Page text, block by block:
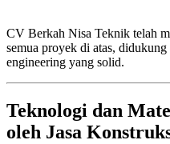
CV Berkah Nisa Teknik telah
semua proyek di atas,
engineering yang solid.
Teknologi dan
oleh Jasa